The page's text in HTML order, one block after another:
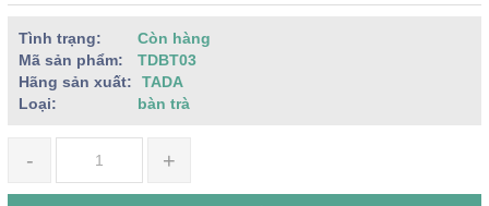
Tình trạng:
Còn hàng
Mã sản phẩm:
TDBT03
Hãng sản xuất:
TADA
Loại:
bàn trà
- +